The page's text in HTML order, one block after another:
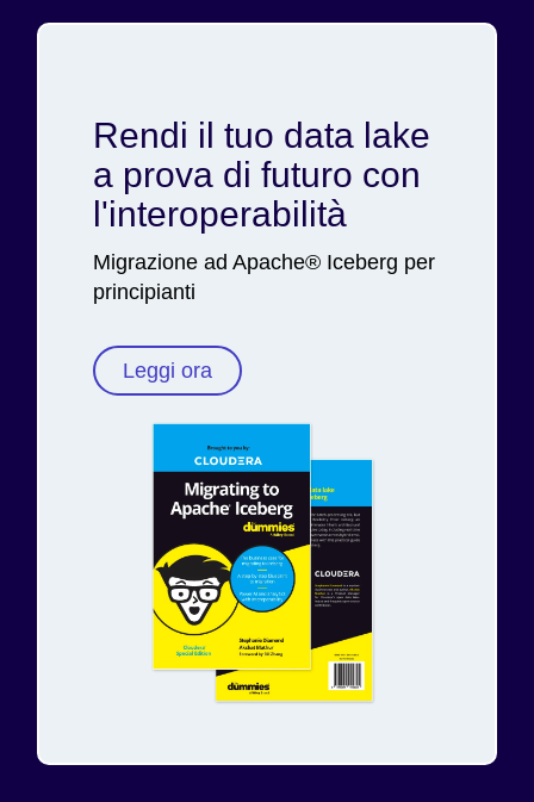
Rendi il tuo data lake
a prova di futuro con
l'interoperabilità
Migrazione ad Apache® Iceberg per
principianti
Leggi ora